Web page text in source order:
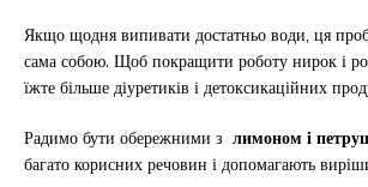
Якщо щодня випивати достатньо води, ця
сама собою. Щоб покращити роботу нирок і
їжте більше діуретиків і детоксикаційних
Радимо бути обережними з лимоном і
багато корисних речовин і допомагають